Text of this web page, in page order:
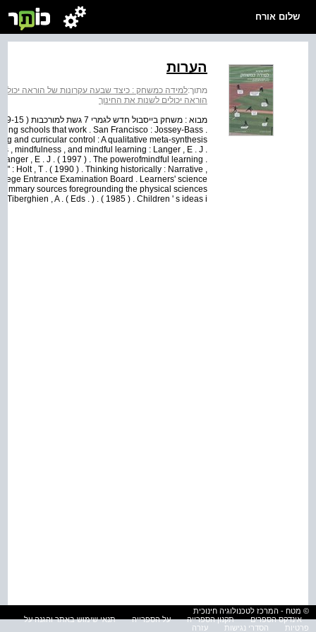
שלום אורח
הערות
מתוך:למידה כמשחק : כיצד שבעה עקרונות של הוראה
הוראה יכולים לשנות את החינוך
schools that work . San Francisco : Jossey-Bass .
and curricular control : A qualitative meta-synthesis
, mindfulness , and mindful learning : Langer , E . J .
, E . J . ( 1997 ) . The powerofmindful learning .
: Holt , T . ( 1990 ) . Thinking historically : Narrative ,
Entrance Examination Board . Learners' science
sources foregrounding the physical sciences
Tiberghien , A . ( Eds . ) . ( 1985 ) . Children ' s ideas i...
© מטח - המרכז לטכנולוגיה חינוכית
אינדקס הספרים
תקנון הספרייה על הספרייה
תנאי שימוש באתר והגנה על
פרטיות
הסדרי נגישות עזרה